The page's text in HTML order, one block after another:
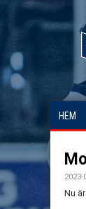
HEM
2023-
Nu